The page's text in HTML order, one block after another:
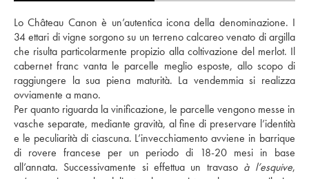
Lo Château Canon è un’autentica icona della denominazione. I
34 ettari di vigne sorgono su un terreno calcareo venato di argilla
che risulta particolarmente propizio alla coltivazione del merlot. Il
cabernet franc vanta le parcelle meglio esposte, allo scopo di
raggiungere la sua piena maturità. La vendemmia si realizza
ovviamente a mano.
Per quanto riguarda la vinificazione, le parcelle vengono messe in
vasche separate, mediante gravità, al fine di preservare l’identità
e le peculiarità di ciascuna. L’invecchiamento avviene in barrique
di rovere francese per un periodo di 18-20 mesi in base
all’annata. Successivamente si effettua un travaso à l’esquive,